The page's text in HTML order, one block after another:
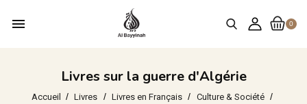
0
menu
Livres sur la guerre d'Algérie
Accueil Livres Livres en Français
Culture & Société